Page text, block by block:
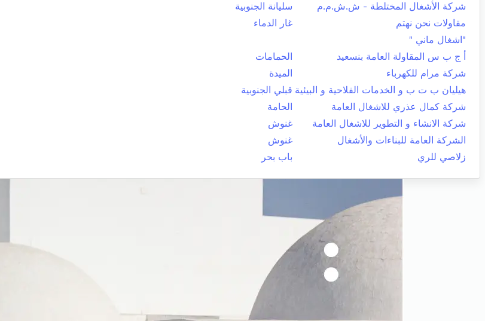
شركة الأشغال المختلطة - ش.ش.م.م
سليانة الجنوبية
مقاولات نحن نهتم
غار الدماء
"اشغال ماني "
أ ج ب س المقاولة العامة بنسعيد
الحمامات
شركة مرام للكهرباء
الميدة
هيليان ب ت ب و الخدمات الفلاحية و البيئية قبلي الجنوبية
شركة كمال عذري للاشغال العامة
الحامة
شركة الانشاء و التطوير للاشغال العامة
غنوش
الشركة العامة للبناءات والأشغال
غنوش
زلاصي للري
باب بحر